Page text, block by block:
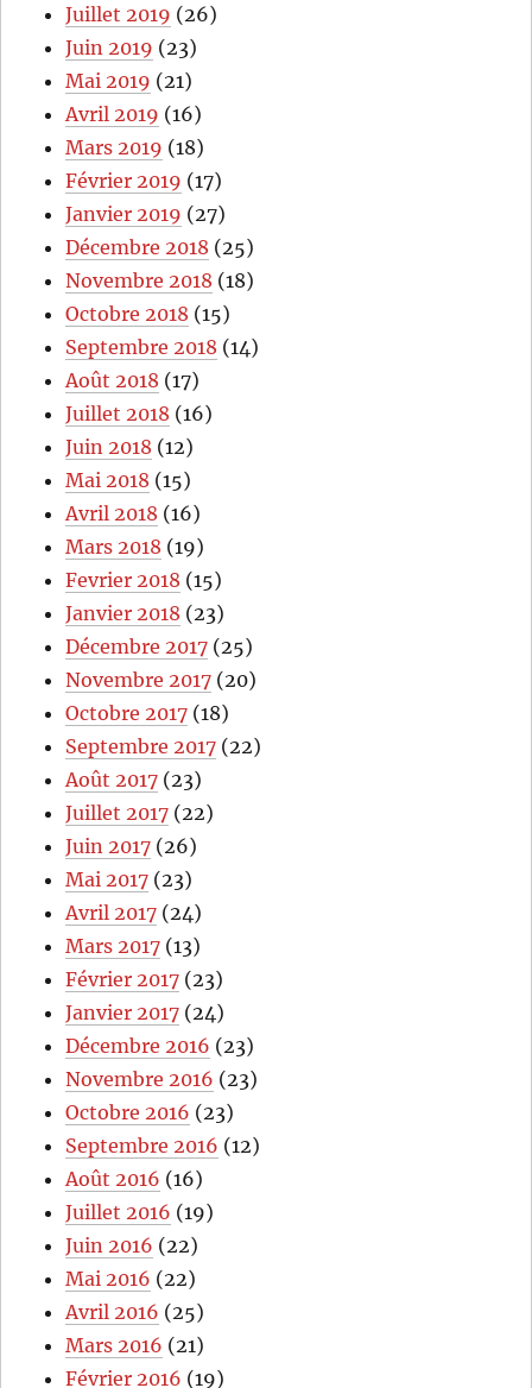
Juillet 2019 (26)
Juin 2019 (23)
Mai 2019 (21)
Avril 2019 (16)
Mars 2019 (18)
Février 2019 (17)
Janvier 2019 (27)
Décembre 2018 (25)
Novembre 2018 (18)
Octobre 2018 (15)
Septembre 2018 (14)
Août 2018 (17)
Juillet 2018 (16)
Juin 2018 (12)
Mai 2018 (15)
Avril 2018 (16)
Mars 2018 (19)
Fevrier 2018 (15)
Janvier 2018 (23)
Décembre 2017 (25)
Novembre 2017 (20)
Octobre 2017 (18)
Septembre 2017 (22)
Août 2017 (23)
Juillet 2017 (22)
Juin 2017 (26)
Mai 2017 (23)
Avril 2017 (24)
Mars 2017 (13)
Février 2017 (23)
Janvier 2017 (24)
Décembre 2016 (23)
Novembre 2016 (23)
Octobre 2016 (23)
Septembre 2016 (12)
Août 2016 (16)
Juillet 2016 (19)
Juin 2016 (22)
Mai 2016 (22)
Avril 2016 (25)
Mars 2016 (21)
Février 2016 (19)